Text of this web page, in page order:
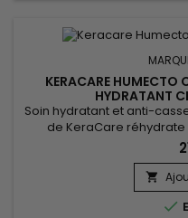
KERACARE HUMECTO
HYDRATANT
Soin hydratant et anti-
de KeraCare
porosité des cuticules. Il
capillaire répare et
cheveux pour une
cheveux cassants, leur

